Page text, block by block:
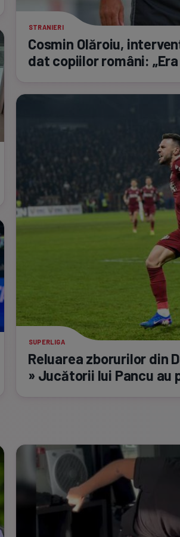
STRANIERI
Cosmin Olăroiu,
dat copiilor români:
SUPERLIGA
Reluarea zborurilor din
» Jucătorii lui Pancu